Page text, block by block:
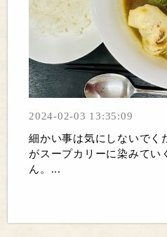
2024-02-03 13:35:09
細かい事は気にしないでく
がスープカリーに染みてい
ん。...